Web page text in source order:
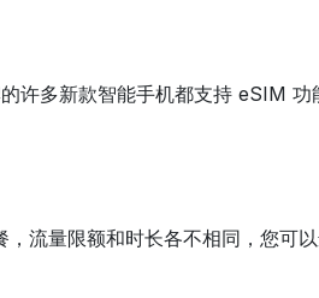
多新款智能手机都支持 eSIM
流量限额和时长各不相同，您可